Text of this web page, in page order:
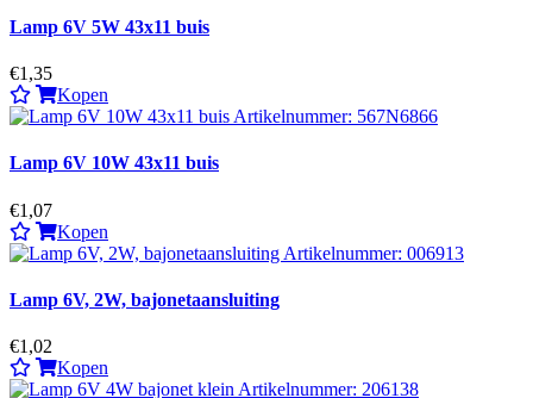
Lamp 6V 5W 43x11 buis
€1,35
Kopen
Lamp 6V 10W 43x11 buis
€1,07
Kopen
Lamp 6V, 2W, bajonetaansluiting
€1,02
Kopen